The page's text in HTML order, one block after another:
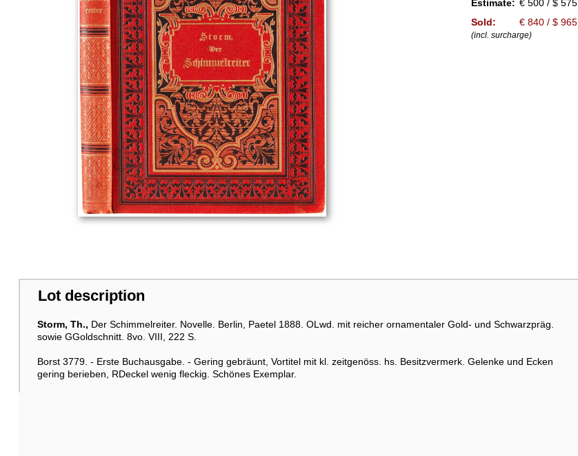
Estimate: € 500 / $ 575
Sold:
€ 840 / $ 965
(incl. surcharge)
Lot description
Storm, Th., Der Schimmelreiter. Novelle. Berlin, Paetel 1888. OLwd. mit reicher ornamentaler Gold- und Schwarzpräg.
sowie GGoldschnitt. 8vo. VIII, 222 S.
Borst 3779. - Erste Buchausgabe. - Gering gebräunt, Vortitel mit kl. zeitgenöss. hs. Besitzvermerk. Gelenke und Ecken
gering berieben, RDeckel wenig fleckig. Schönes Exemplar.